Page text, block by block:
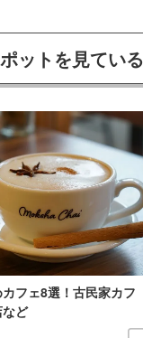
ットを見ている
フェ8選！古民家カフ
ど